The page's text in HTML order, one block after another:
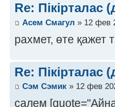
Re: Пікірталас
Асем Смагул » 12 фев
рахмет, өте қажет
Re: Пікірталас
Сэм Сэмик » 12 фев
салем